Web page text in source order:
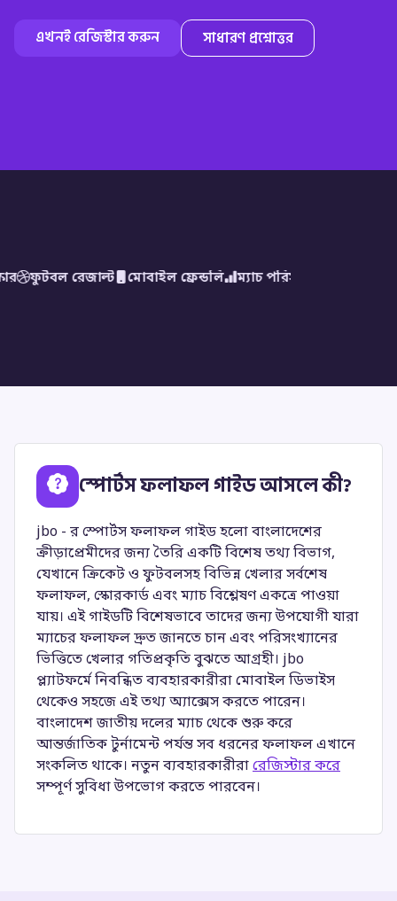
এখনই রেজিস্টার করুন সাধারণ প্রশ্নোত্তর
ফুটবল রেজাল্ট মোবাইল ফ্রেন্ডলি ম্যাচ পরিসংখ্যান
স্পোর্টস ফলাফল গাইড আসলে কী?
jbo - র স্পোর্টস ফলাফল গাইড হলো বাংলাদেশের
ক্রীড়াপ্রেমীদের জন্য তৈরি একটি বিশেষ তথ্য বিভাগ,
যেখানে ক্রিকেট ও ফুটবলসহ বিভিন্ন খেলার সর্বশেষ
ফলাফল, স্কোরকার্ড এবং ম্যাচ বিশ্লেষণ একত্রে পাওয়া
যায়। এই গাইডটি বিশেষভাবে তাদের জন্য উপযোগী যারা
ম্যাচের ফলাফল দ্রুত জানতে চান এবং পরিসংখ্যানের
ভিত্তিতে খেলার গতিপ্রকৃতি বুঝতে আগ্রহী। jbo
প্ল্যাটফর্মে নিবন্ধিত ব্যবহারকারীরা মোবাইল ডিভাইস
থেকেও সহজে এই তথ্য অ্যাক্সেস করতে পারেন।
বাংলাদেশ জাতীয় দলের ম্যাচ থেকে শুরু করে
আন্তর্জাতিক টুর্নামেন্ট পর্যন্ত সব ধরনের ফলাফল এখানে
সংকলিত থাকে। নতুন ব্যবহারকারীরারেজিস্টার করে
সম্পূর্ণ সুবিধা উপভোগ করতে পারবেন।